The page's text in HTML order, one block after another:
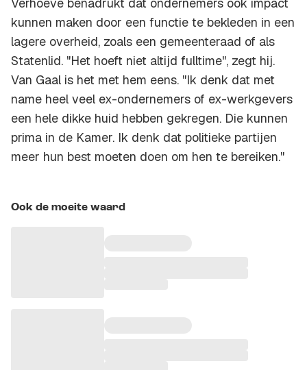
Verhoeve benadrukt dat ondernemers ook impact
kunnen maken door een functie te bekleden in een
lagere overheid, zoals een gemeenteraad of als
Statenlid. "Het hoeft niet altijd fulltime", zegt hij.
Van Gaal is het met hem eens. "Ik denk dat met
name heel veel ex-ondernemers of ex-werkgevers
een hele dikke huid hebben gekregen. Die kunnen
prima in de Kamer. Ik denk dat politieke partijen
meer hun best moeten doen om hen te bereiken."
Ook de moeite waard